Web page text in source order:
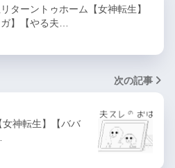
ターントゥホーム【女神転生】
ガ】【やる夫…
次の記事
神転生】【ババ